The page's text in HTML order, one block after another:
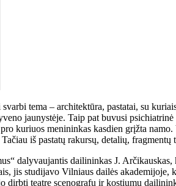
tema – architektūra, pastatai, su
jaunystėje. Taip pat buvusi
kuriuos menininkas kasdien grįžta
iš pastatų rakursų, detalių,
dalyvaujantis dailininkas J.
jis studijavo Vilniaus dailės
dirbti teatre scenografu ir kostiumų